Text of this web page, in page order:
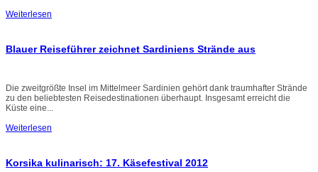
Weiterlesen
Blauer Reiseführer zeichnet Sardiniens Strände aus
Die zweitgrößte Insel im Mittelmeer Sardinien gehört dank traumhafter Strände
zu den beliebtesten Reisedestinationen überhaupt. Insgesamt erreicht die
Küste eine...
Weiterlesen
Korsika kulinarisch: 17. Käsefestival 2012